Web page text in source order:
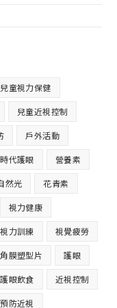
兒童視力保健
兒童近視控制
戶外活動
代護眼 營養素
然光 花青素
視力健康
視力訓練 視覺疲勞
角膜塑型片 護眼
護眼飲食 近視控制
預防近視